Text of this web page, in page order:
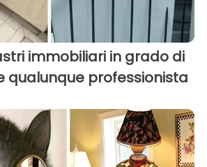
immobiliari in grado di
qualunque professionista